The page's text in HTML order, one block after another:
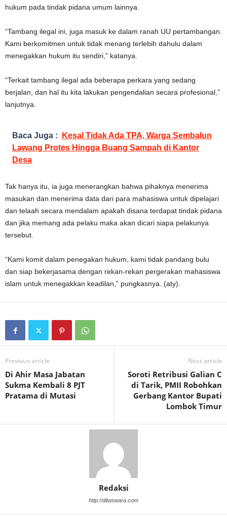
hukum pada tindak pidana umum lainnya.
“Tambang ilegal ini, juga masuk ke dalam ranah UU pertambangan.
Kami berkomitmen untuk tidak menang terlebih dahulu dalam
menegakkan hukum itu sendiri,” katanya.
“Terkait tambang ilegal ada beberapa perkara yang sedang
berjalan, dan hal itu kita lakukan pengendalian secara profesional,”
lanjutnya.
Baca Juga :
Kesal Tidak Ada TPA, Warga Sembalun
Lawang Protes Hingga Buang Sampah di Kantor
Desa
Tak hanya itu, ia juga menerangkan bahwa pihaknya menerima
masukan dan menerima data dari para mahasiswa untuk dipelajari
dan telaah secara mendalam apakah disana terdapat tindak pidana
dan jika memang ada pelaku maka akan dicari siapa pelakunya
tersebut.
“Kami komit dalam penegakan hukum, kami tidak pandang bulu
dan siap bekerjasama dengan rekan-rekan pergerakan mahasiswa
islam untuk menegakkan keadilan,” pungkasnya. (aty).
Previous article
Di Ahir Masa Jabatan
Sukma Kembali 8 PJT
Pratama di Mutasi
Next article
Soroti Retribusi Galian C
di Tarik, PMII Robohkan
Gerbang Kantor Bupati
Lombok Timur
Redaksi
http://ditaswara.com